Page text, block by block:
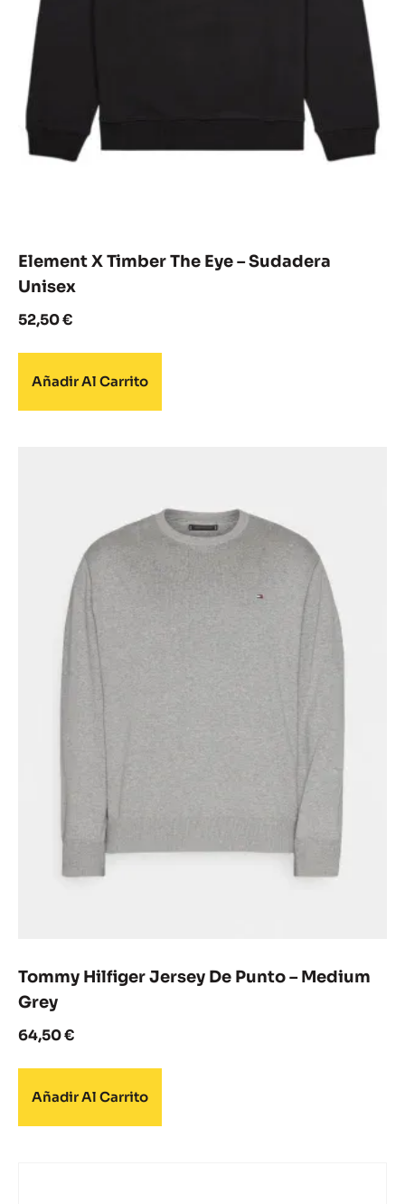
Element X Timber The Eye – Sudadera
Unisex
52,50€
Añadir Al Carrito
Tommy Hilfiger Jersey De Punto – Medium
Grey
64,50€
Añadir Al Carrito